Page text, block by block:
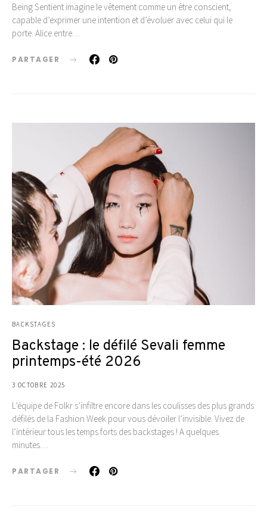
Being Sentient imagine le vêtement comme un être conscient,
capable d’exprimer une intention et d’évoluer avec celui qui le
porte. Alice entre…
PARTAGER
BACKSTAGES
Backstage : le défilé Sevali femme
printemps-été 2026
3 OCTOBRE 2025
L’équipe de Folkr s’infiltre encore dans les coulisses des plus grands
défilés de la Fashion Week pour vous dévoiler l’invisible. Vivez de
l’intérieur tous les temps forts des backstages ! A quelques
minutes…
PARTAGER